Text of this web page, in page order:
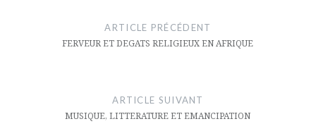
l’article
ARTICLE PRÉCÉDENT
FERVEUR ET DEGATS RELIGIEUX EN AFRIQUE
ARTICLE SUIVANT
MUSIQUE, LITTERATURE ET EMANCIPATION